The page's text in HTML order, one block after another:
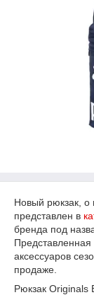
Новый рюкзак, о
представлен в
бренда под
аксессуаров
продаже.
Рюкзак Originals